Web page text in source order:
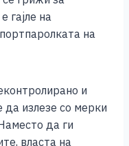
n
k
гајле на
на
и
излезе со мерки
да ги
власта на